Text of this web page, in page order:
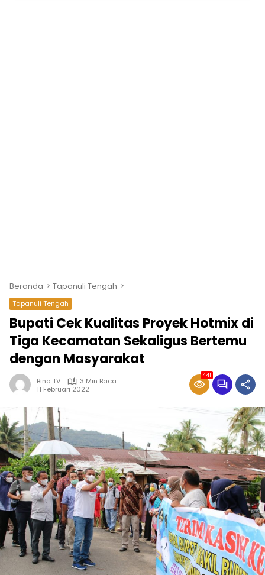
Beranda Tapanuli Tengah
Tapanuli Tengah
Bupati Cek Kualitas Proyek Hotmix di
Tiga Kecamatan Sekaligus Bertemu
dengan Masyarakat
Bina TV
3 Min Baca
11 Februari 2022
441